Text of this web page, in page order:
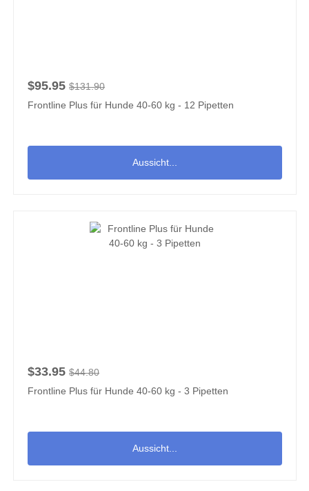
$95.95 $131.90
Frontline Plus für Hunde 40-60 kg - 12 Pipetten
Aussicht...
$33.95 $44.80
Frontline Plus für Hunde 40-60 kg - 3 Pipetten
Aussicht...